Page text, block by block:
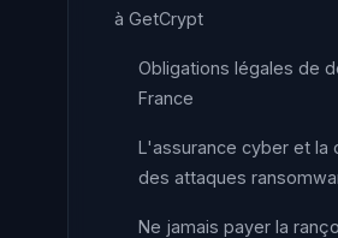
à GetCrypt
Obligations légales de
France
L'assurance cyber et la
des attaques
Ne jamais payer la